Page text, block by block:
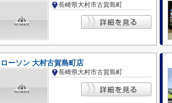
長崎県大村市古賀島町
ローソン 大村古賀島町店
長崎県大村市古賀島町